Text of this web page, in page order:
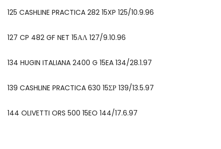
125 CASHLINE PRACTICA 282 15XP 125/10.9.96
127 CP 482 GF NET 15ΑΛ 127/9.10.96
134 HUGIN ITALIANA 2400 G 15EA 134/28.1.97
139 CASHLINE PRACTICA 630 15ΣΡ 139/13.5.97
144 OLIVETTI ORS 500 15EO 144/17.6.97